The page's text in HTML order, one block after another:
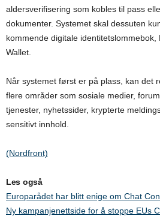
aldersverifisering som kobles til pass
dokumenter. Systemet skal dessuten
kommende digitale
Wallet.
Når systemet først er på plass, kan det
flere områder som sosiale medier,
tjenester, nyhetssider, krypterte
sensitivt innhold.
(Nordfront)
Les også
Europarådet har blitt enige om Chat
Ny kampanjenettside for å stoppe EUs